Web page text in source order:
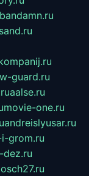
bandamn.ru
guard.ru
aalse.ru
movie-one.ru
andreislyusar.ru
grom.ru
dez.ru